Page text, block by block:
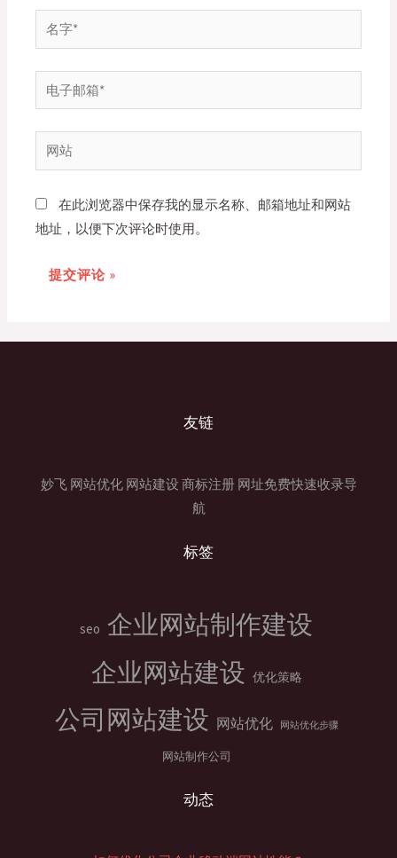
字
*
子
邮
箱
网
站
在此浏览器中保存我的显示名称、邮箱地址和网站
地址，以便下次评论时使用。
友链
妙飞 网站优化 网站建设 商标注册 网址免费快速收录导
航
标签
seo 企业网站制作建设
企业网站建设 优化策略
公司网站建设 网站优化 网站优化步骤
网站制作公司
动态